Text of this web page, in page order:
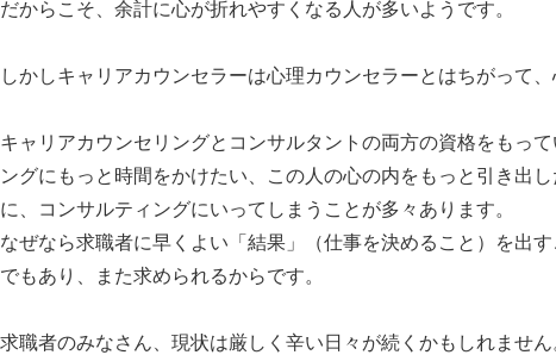
だからこそ、余計に心が折れやすくなる人が多いようです。
しかしキャリアカウンセラーは心理カウンセラーとはちがって
キャリアカウンセリングとコンサルタントの両方の資格をもっ
ングにもっと時間をかけたい、この人の心の内をもっと引き出
に、コンサルティングにいってしまうことが多々あります。
なぜなら求職者に早くよい「結果」（仕事を決めること）を出
でもあり、また求められるからです。
求職者のみなさん、現状は厳しく辛い日々が続くかもしれませ